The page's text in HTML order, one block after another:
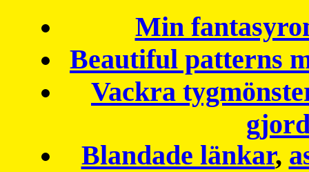
Min
Beautiful patterns
Vackra
Blandade länkar,